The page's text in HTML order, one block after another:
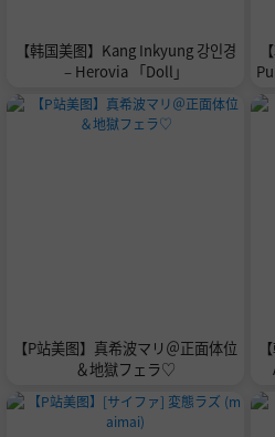
【韩国美图】Kang Inkyung 강인경
– Herovia 「Doll」
【P站美图】真希波マリ＠正面体位
＆地獄フェラ♡